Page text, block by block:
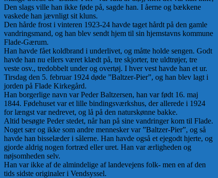
Den slags ville han ikke føde på, sagde han. I åerne og bækkene
vaskede han jævnligt sit kluns.
Den hårde frost i vinteren 1923-24 havde taget hårdt på den gamle
vandringsmand, og han blev sendt hjem til sin hjemstavns kommune
Flade-Gærum.
Han havde fået koldbrand i underlivet, og måtte holde sengen. Godt
havde han nu ellers været klædt på, tre skjorter, tre uldtrøjer, tre
veste osv., tredobbelt under og overtøj. I hver vest havde han et ur.
Tirsdag den 5. februar 1924 døde ”Baltzer-Pier”, og han blev lagt i
jorden på Flade Kirkegård.
Han borgerlige navn var Peder Baltzersen, han var født 16. maj
1844. Fødehuset var et lille bindingsværkshus, der allerede i 1924
for længst var nedrevet, og lå på den naturskønne bakke.
Altid besøgte Peder stedet, når han på sine vandringer kom til Flade.
Noget sær og ikke som andre mennesker var ”Baltzer-Pier”, og så
havde han bisselæder i sålerne. Han havde også et ejegodt hjerte, og
gjorde aldrig nogen fortræd eller uret. Han var ærligheden og
nøjsomheden selv.
Han var ikke af de almindelige af landevejens folk- men en af den
tids sidste originaler i Vendsyssel.